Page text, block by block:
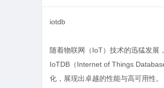
iotdb
随着物联网（IoT）技术的迅猛发展
IoTDB（Internet of Things
化，展现出卓越的性能与高可用性。